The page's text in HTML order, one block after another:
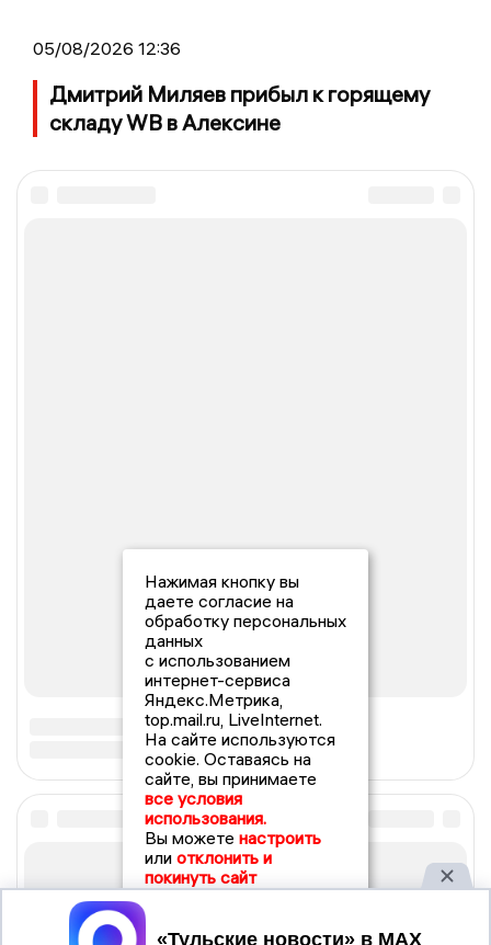
05/08/2026 12:36
Дмитрий Миляев прибыл к горящему
складу WB в Алексине
Нажимая кнопку вы
даете согласие на
обработку персональных
данных
с использованием
интернет-сервиса
Яндекс.Метрика,
top.mail.ru, LiveInternet.
На сайте используются
cookie. Оставаясь на
сайте, вы принимаете
все условия
использования.
Вы можете настроить
или отклонить и
покинуть сайт
Принять